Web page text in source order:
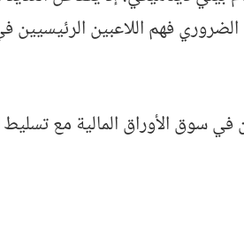
فهم اللاعبين الرئيسيين
سوق الأوراق المالية مع